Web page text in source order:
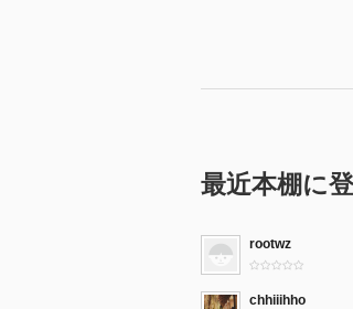
最近本棚に
rootwz
chhiiihho